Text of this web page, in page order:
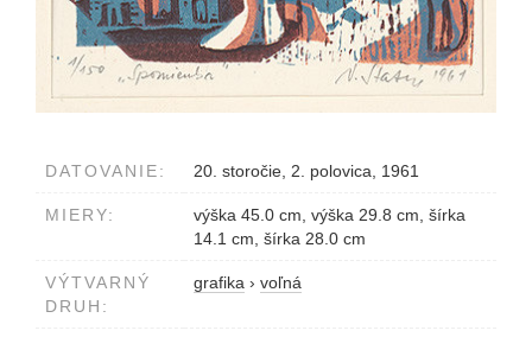
DATOVANIE: 20. storočie, 2. polovica, 1961
MIERY:
výška 45.0 cm, výška 29.8 cm, šírka
14.1 cm, šírka 28.0 cm
VÝTVARNÝ
DRUH:
grafika › voľná